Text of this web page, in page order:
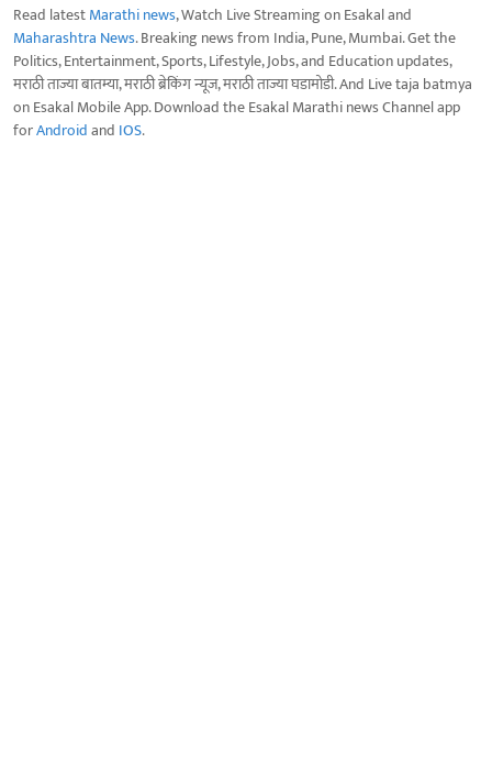
Read latestMarathi news, Watch Live Streaming on Esakal and
Maharashtra News. Breaking news from India, Pune, Mumbai. Get the
Politics, Entertainment, Sports, Lifestyle, Jobs, and Education updates,
मराठी ताज्या बातम्या, मराठी ब्रेकिंग न्यूज, मराठी ताज्या घडामोडी. And Live taja batmya
on Esakal Mobile App. Download the Esakal Marathi news Channel app
forAndroidand IOS.